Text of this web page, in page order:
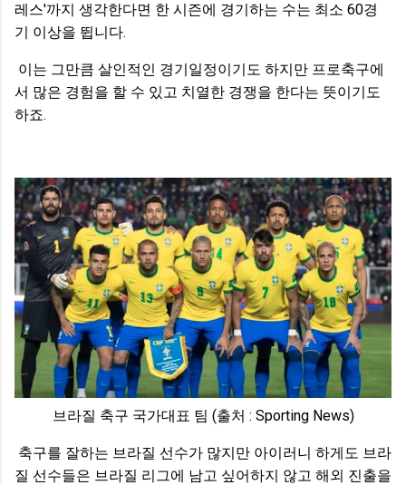
레스'까지 생각한다면 한 시즌에 경기하는 수는 최소 60경
기 이상을 뜁니다.
이는 그만큼 살인적인 경기일정이기도 하지만 프로축구에
서 많은 경험을 할 수 있고 치열한 경쟁을 한다는 뜻이기도
하죠.
브라질 축구 국가대표 팀 (출처 : Sporting News)
축구를 잘하는 브라질 선수가 많지만 아이러니 하게도 브라
질 선수들은 브라질 리그에 남고 싶어하지 않고 해외 진출을